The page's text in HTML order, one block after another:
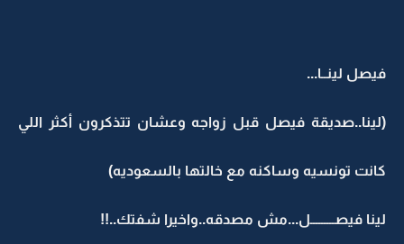
فيصل لينــا...
(لينا..صديقة فيصل قبل زواجه وعشان تتذكرون أكثر اللي
كانت تونسيه وساكنه مع خالتها بالسعوديه)
لينا فيصـــــــــل...مش مصدقه..واخيرا شفتك..!!